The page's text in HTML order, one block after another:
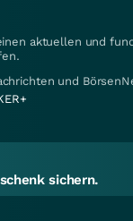
aktuellen und
und
sichern.